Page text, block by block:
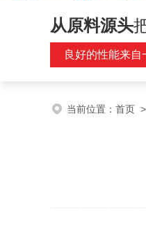
从原料源头
良好的性能来
当前位置： 首页 >